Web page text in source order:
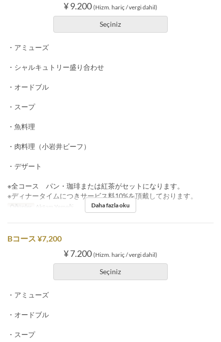
¥ 9.200 (Hizm. hariç / vergi dahil)
Seçiniz
・アミューズ
・シャルキュトリー盛り合わせ
・オードブル
・スープ
・魚料理
・肉料理（小岩井ビーフ）
・デザート
※全コース パン・珈琲または紅茶がセットになります。
※ディナータイムにつきサービス料10%を頂戴しております。
Öğünler Akşam Yemeği Daha fazla oku
Bコース ¥7,200
¥ 7.200 (Hizm. hariç / vergi dahil)
Seçiniz
・アミューズ
・オードブル
・スープ